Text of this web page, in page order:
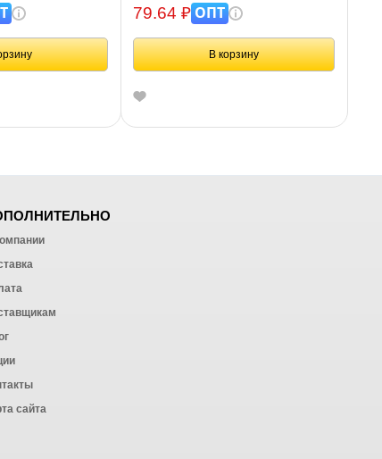
79.64 ₽ОПТ
В корзину
сайта